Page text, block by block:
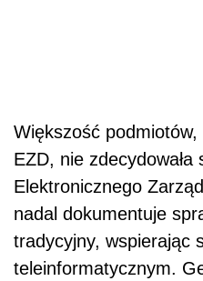
Większość
EZD, nie
Elektronicznego
nadal dokumentuje
tradycyjny, wspierając
teleinformatycznym.